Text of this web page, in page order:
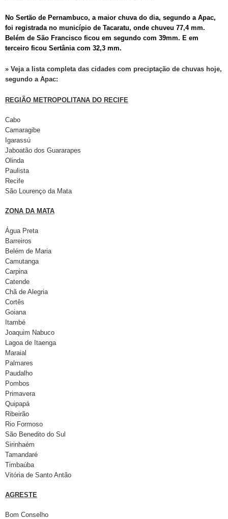
No Sertão de Pernambuco, a maior chuva do dia, segundo a Apac,
foi registrada no município de Tacaratu, onde chuveu 77,4 mm.
Belém de São Francisco ficou em segundo com 39mm. E em
terceiro ficou Sertânia com 32,3 mm.
» Veja a lista completa das cidades com preciptação de chuvas hoje,
segundo a Apac:
REGIÃO METROPOLITANA DO RECIFE
Cabo
Camaragibe
Igarassú
Jaboatão dos Guararapes
Olinda
Paulista
Recife
São Lourenço da Mata
ZONA DA MATA
Água Preta
Barreiros
Belém de Maria
Camutanga
Carpina
Catende
Chã de Alegria
Cortês
Goiana
Itambé
Joaquim Nabuco
Lagoa de Itaenga
Maraial
Palmares
Paudalho
Pombos
Primavera
Quipapá
Ribeirão
Rio Formoso
São Benedito do Sul
Sirinhaém
Tamandaré
Timbaúba
Vitória de Santo Antão
AGRESTE
Bom Conselho